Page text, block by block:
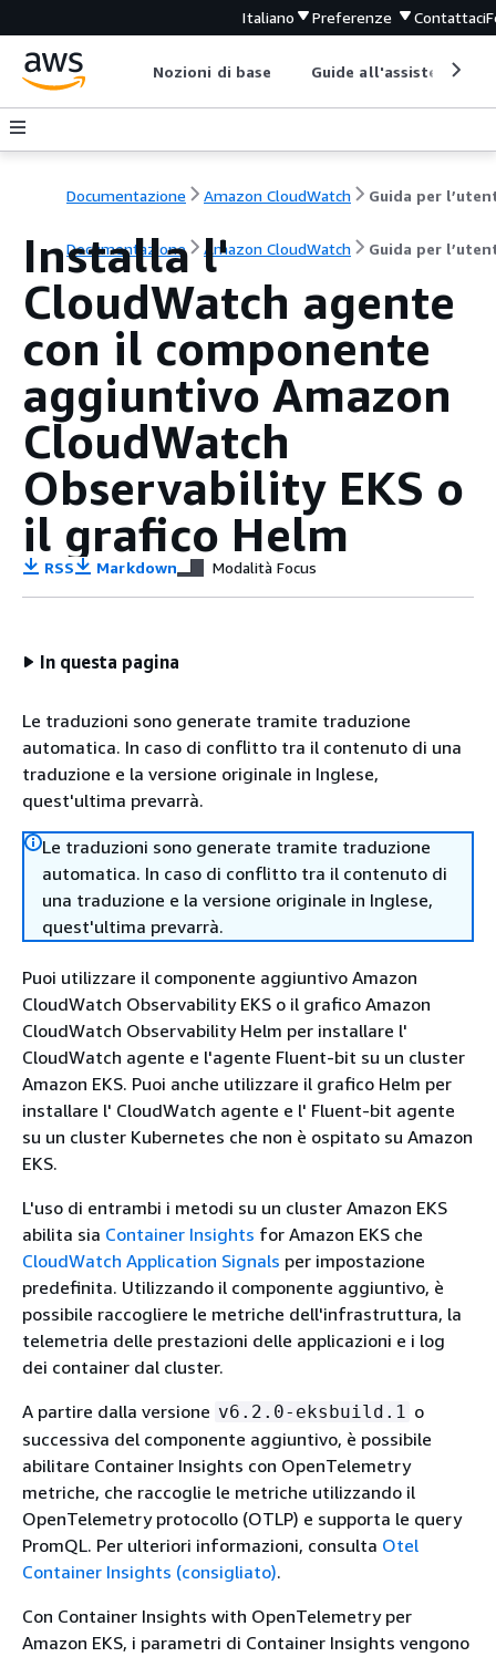
Italiano Preferenze Contattaci
Nozioni di base Guide all'assistenza
Documentazione Amazon CloudWatch Guida per
Documentazione Amazon CloudWatch Guida per
Installa l'
CloudWatch agente
con il componente
aggiuntivo Amazon
CloudWatch
Observability EKS o
il grafico Helm
RSS Markdown Modalità Focus
In questa pagina
Le traduzioni sono generate tramite traduzione
automatica. In caso di conflitto tra il contenuto di una
traduzione e la versione originale in Inglese,
quest'ultima prevarrà.
Le traduzioni sono generate tramite traduzione
automatica. In caso di conflitto tra il contenuto di
una traduzione e la versione originale in Inglese,
quest'ultima prevarrà.
Puoi utilizzare il componente aggiuntivo Amazon
CloudWatch Observability EKS o il grafico Amazon
CloudWatch Observability Helm per installare l'
CloudWatch agente e l'agente Fluent-bit su un cluster
Amazon EKS. Puoi anche utilizzare il grafico Helm per
installare l' CloudWatch agente e l' Fluent-bit agente
su un cluster Kubernetes che non è ospitato su Amazon
EKS.
L'uso di entrambi i metodi su un cluster Amazon EKS
abilita sia Container Insights for Amazon EKS che
CloudWatch Application Signals per impostazione
predefinita. Utilizzando il componente aggiuntivo, è
possibile raccogliere le metriche dell'infrastruttura, la
telemetria delle prestazioni delle applicazioni e i log
dei container dal cluster.
A partire dalla versione v6.2.0-eksbuild.1 o
successiva del componente aggiuntivo, è possibile
abilitare Container Insights con OpenTelemetry
metriche, che raccoglie le metriche utilizzando il
OpenTelemetry protocollo (OTLP) e supporta le query
PromQL. Per ulteriori informazioni, consulta Otel
Container Insights (consigliato).
Con Container Insights with OpenTelemetry per
Amazon EKS, i parametri di Container Insights vengono